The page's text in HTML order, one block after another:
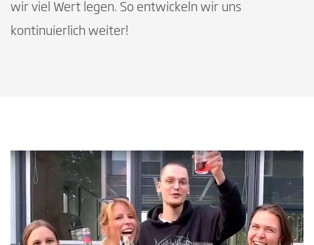
wir viel Wert legen. So entwickeln wir uns
kontinuierlich weiter!